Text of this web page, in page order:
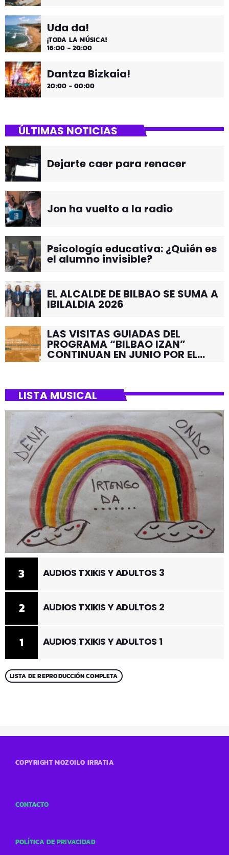
Uda da!
¡TODA LA MÚSICA!
16:00 - 20:00
Dantza Bizkaia!
20:00 - 00:00
ÚLTIMAS NOTICIAS
Dejarte caer para renacer
Jon ha vuelto a la radio
Psicología educativa: ¿Quién es
el alumno invisible?
EL ALCALDE DE BILBAO SE SUMA A
IBILALDIA 2026
LAS VISITAS GUIADAS DEL
PROGRAMA “BILBAO IZAN”
CONTINUAN EN JUNIO POR EL
LISTA MUSICAL
1 AUDIOS TXIKIS Y ADULTOS 1
2 AUDIOS TXIKIS Y ADULTOS 2
3 AUDIOS TXIKIS Y ADULTOS 3
LISTA DE REPRODUCCIÓN COMPLETA
COPYRIGHT MOZOILO IRRATIA
CONTACTO
POLÍTICA DE PRIVACIDAD